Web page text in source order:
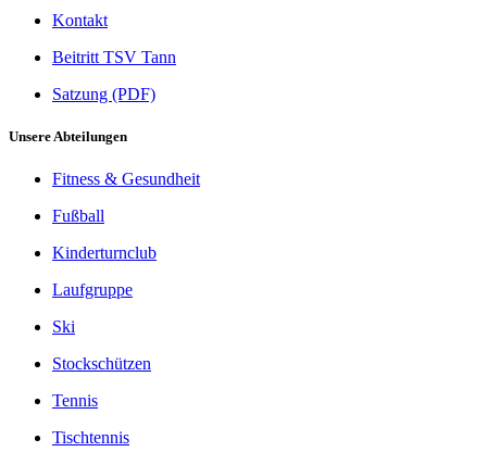
Kontakt
Beitritt TSV Tann
Satzung (PDF)
Unsere Abteilungen
Fitness & Gesundheit
Fußball
Kinderturnclub
Laufgruppe
Ski
Stockschützen
Tennis
Tischtennis